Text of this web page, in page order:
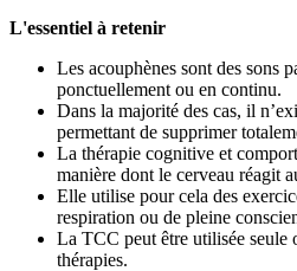
L'essentiel à retenir
Les acouphènes sont des sons
ponctuellement ou en continu.
Dans la majorité des cas, il
permettant de supprimer
La thérapie cognitive et
manière dont le cerveau réagit
Elle utilise pour cela des
respiration ou de pleine
La TCC peut être utilisée seule
thérapies.